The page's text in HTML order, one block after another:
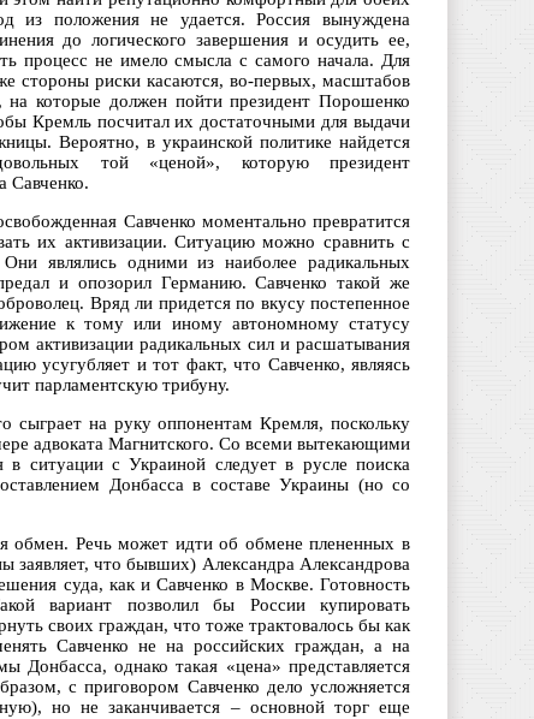
из положения не удается. Россия вынуждена
до логического завершения и осудить ее,
процесс не имело смысла с самого начала. Для
стороны риски касаются, во-первых, масштабов
на которые должен пойти президент Порошенко
Кремль посчитал их достаточными для выдачи
Вероятно, в украинской политике найдется
той «ценой», которую президент
Савченко.
Савченко моментально превратится
их активизации. Ситуацию можно сравнить с
являлись одними из наиболее радикальных
и опозорил Германию. Савченко такой же
Вряд ли придется по вкусу постепенное
к тому или иному автономному статусу
активизации радикальных сил и расшатывания
усугубляет и тот факт, что Савченко, являясь
парламентскую трибуну.
сыграет на руку оппонентам Кремля, поскольку
адвоката Магнитского. Со всеми вытекающими
ситуации с Украиной следует в русле поиска
Донбасса в составе Украины (но со
обмен. Речь может идти об обмене плененных в
заявляет, что бывших) Александра Александрова
суда, как и Савченко в Москве. Готовность
вариант позволил бы России купировать
своих граждан, что тоже трактовалось бы как
Савченко не на российских граждан, а на
Донбасса, однако такая «цена» представляется
с приговором Савченко дело усложняется
но не заканчивается – основной торг еще